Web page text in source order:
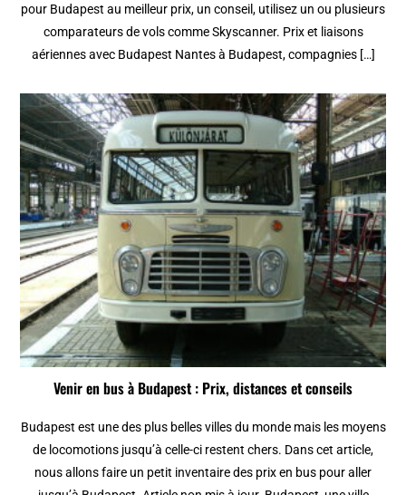
pour Budapest au meilleur prix, un conseil, utilisez un ou plusieurs
comparateurs de vols comme Skyscanner. Prix et liaisons
aériennes avec Budapest Nantes à Budapest, compagnies […]
Venir en bus à Budapest : Prix, distances et conseils
Budapest est une des plus belles villes du monde mais les moyens
de locomotions jusqu’à celle-ci restent chers. Dans cet article,
nous allons faire un petit inventaire des prix en bus pour aller